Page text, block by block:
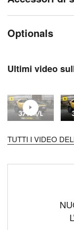
Optionals
Ultimi video
TUTTI I VIDEO